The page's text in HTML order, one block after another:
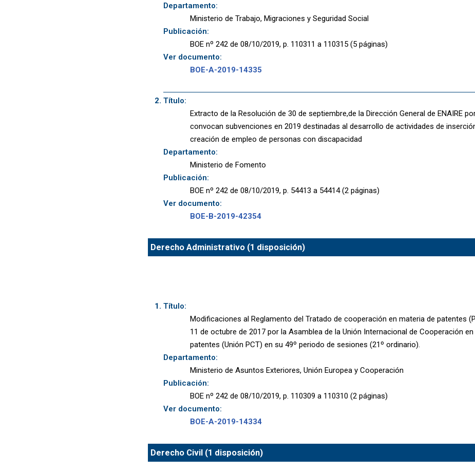
Departamento:
Ministerio de Trabajo, Migraciones y Seguridad Social
Publicación:
BOE nº 242 de 08/10/2019, p. 110311 a 110315 (5 páginas)
Ver documento:
BOE-A-2019-14335
Título:
Extracto de la Resolución de 30 de septiembre,de la Dirección General de ENAIRE
convocan subvenciones en 2019 destinadas al desarrollo de actividades de
creación de empleo de personas con discapacidad
Departamento:
Ministerio de Fomento
Publicación:
BOE nº 242 de 08/10/2019, p. 54413 a 54414 (2 páginas)
Ver documento:
BOE-B-2019-42354
Derecho Administrativo (1 disposición)
Título:
Modificaciones al Reglamento del Tratado de cooperación en materia de patentes
11 de octubre de 2017 por la Asamblea de la Unión Internacional de Cooperación
patentes (Unión PCT) en su 49º periodo de sesiones (21º ordinario).
Departamento:
Ministerio de Asuntos Exteriores, Unión Europea y Cooperación
Publicación:
BOE nº 242 de 08/10/2019, p. 110309 a 110310 (2 páginas)
Ver documento:
BOE-A-2019-14334
Derecho Civil (1 disposición)